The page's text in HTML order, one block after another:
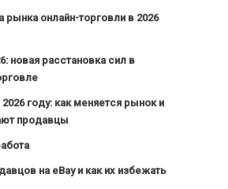
рынка онлайн-торговли в 2026
новая расстановка сил в
году: как меняется рынок и
продавцы
на eBay и как их избежать